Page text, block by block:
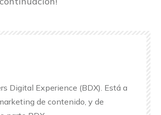
Digital Experience (BDX). Está a
de contenido, y de